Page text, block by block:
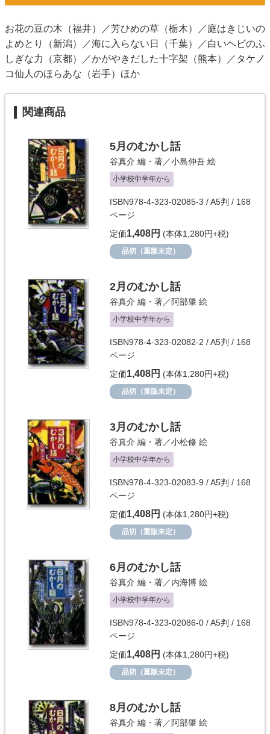
お花の豆の木（福井）／芳ひめの草（栃木）／庭はきじいの
よめとり（新潟）／海に入らない日（千葉）／白いヘビのふ
しぎな力（京都）／かがやきだした十字架（熊本）／タケノ
コ仙人のほらあな（岩手）ほか
関連商品
5月のむかし話
谷真介 編・著／小島伸吾 絵
小学校中学年から
ISBN978-4-323-02085-3 / A5判 / 168
ページ
定価1,408円 (本体1,280円+税)
品切（重版未定）
2月のむかし話
谷真介 編・著／ 阿部肇 絵
小学校中学年から
ISBN978-4-323-02082-2 / A5判 / 168
ページ
定価1,408円 (本体1,280円+税)
品切（重版未定）
3月のむかし話
谷真介 編・著／小松修 絵
小学校中学年から
ISBN978-4-323-02083-9 / A5判 / 168
ページ
定価1,408円 (本体1,280円+税)
品切（重版未定）
6月のむかし話
谷真介 編・著／内海博 絵
小学校中学年から
ISBN978-4-323-02086-0 / A5判 / 168
ページ
定価1,408円 (本体1,280円+税)
品切（重版未定）
8月のむかし話
谷真介 編・著／ 阿部肇 絵